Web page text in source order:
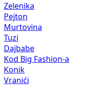
Zelenika
Pejton
Murtovina
Tuzi
Dajbabe
Kod Big Fashion-a
Konik
Vranići